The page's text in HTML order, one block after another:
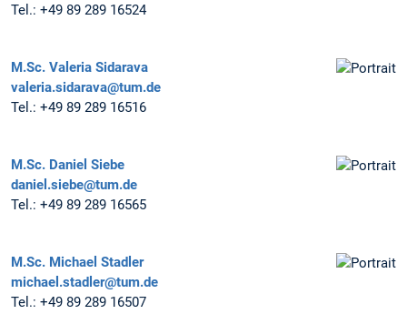
Tel.: +49 89 289 16524
M.Sc. Valeria Sidarava
valeria.sidarava@tum.de
Tel.: +49 89 289 16516
M.Sc. Daniel Siebe
daniel.siebe@tum.de
Tel.: +49 89 289 16565
M.Sc. Michael Stadler
michael.stadler@tum.de
Tel.: +49 89 289 16507